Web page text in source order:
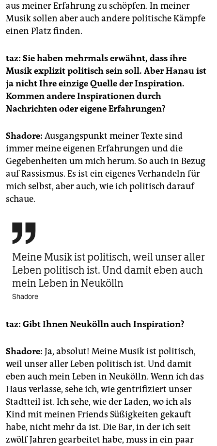
aus meiner Erfahrung zu schöpfen. In meiner
Musik sollen aber auch andere politische Kämpfe
einen Platz finden.
taz: Sie haben mehrmals erwähnt, dass ihre
Musik explizit politisch sein soll. Aber Hanau ist
ja nicht Ihre einzige Quelle der Inspiration.
Kommen andere Inspirationen durch
Nachrichten oder eigene Erfahrungen?
Shadore: Ausgangspunkt meiner Texte sind
immer meine eigenen Erfahrungen und die
Gegebenheiten um mich herum. So auch in Bezug
auf Rassismus. Es ist ein eigenes Verhandeln für
mich selbst, aber auch, wie ich politisch darauf
schaue.

Meine Musik ist politisch, weil unser aller
Leben politisch ist. Und damit eben auch
mein Leben in Neukölln
Shadore
taz: Gibt Ihnen Neukölln auch Inspiration?
Shadore: Ja, absolut! Meine Musik ist politisch,
weil unser aller Leben politisch ist. Und damit
eben auch mein Leben in Neukölln. Wenn ich das
Haus verlasse, sehe ich, wie gentrifiziert unser
Stadtteil ist. Ich sehe, wie der Laden, wo ich als
Kind mit meinen Friends Süßigkeiten gekauft
habe, nicht mehr da ist. Die Bar, in der ich seit
zwölf Jahren gearbeitet habe, muss in ein paar